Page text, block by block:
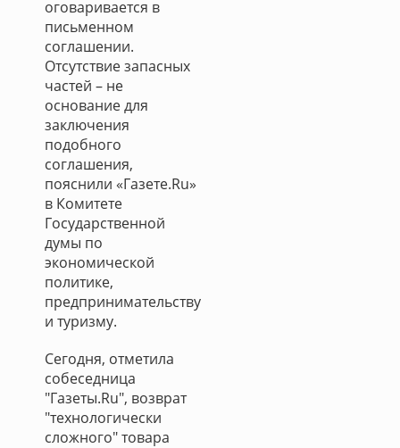
оговаривается в
письменном
соглашении.
Отсутствие запасных
частей – не
основание для
заключения
подобного
соглашения,
пояснили «Газете.Ru»
в Комитете
Государственной
думы по
экономической
политике,
предпринимательству
и туризму.
Сегодня, отметила
собеседница
"Газеты.Ru", возврат
"технологически
сложного" товара